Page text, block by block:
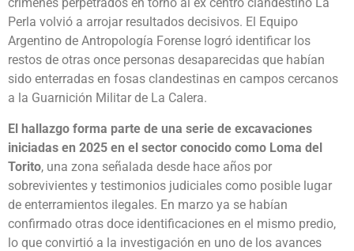
Perla volvió a arrojar resultados decisivos. El Equipo
Argentino de Antropología Forense logró identificar los
restos de otras once personas desaparecidas que habían
sido enterradas en fosas clandestinas en campos cercanos
a la Guarnición Militar de La Calera.
El hallazgo forma parte de una serie de excavaciones
iniciadas en 2025 en el sector conocido como Loma del
Torito, una zona señalada desde hace años por
sobrevivientes y testimonios judiciales como posible lugar
de enterramientos ilegales. En marzo ya se habían
confirmado otras doce identificaciones en el mismo predio,
lo que convirtió a la investigación en uno de los avances